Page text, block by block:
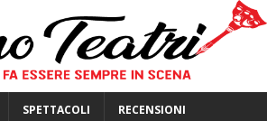
SPETTACOLI RECENSIONI